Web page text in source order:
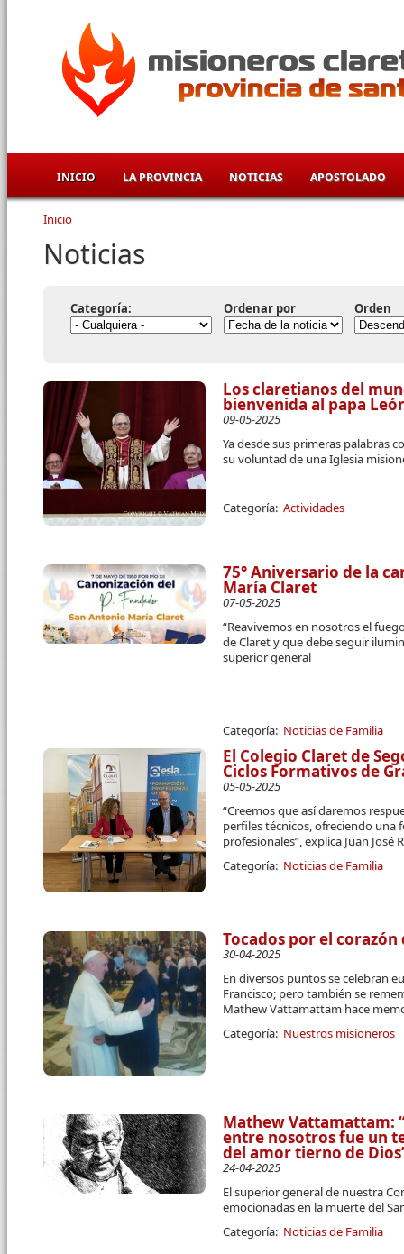
INICIO LA PROVINCIA NOTICIAS APOSTOLADO
Se encuentra usted aquí
Inicio
Noticias
Categoría: Ordenar por Orden
Los claretianos del
bienvenida al papa
09-05-2025
Ya desde sus primeras palabras
su voluntad de una Iglesia
Categoría: Actividades
75° Aniversario de la
María Claret
07-05-2025
“Reavivemos en nosotros el
de Claret y que debe seguir
superior general
Categoría: Noticias de Familia
El Colegio Claret de
Ciclos Formativos de
05-05-2025
“Creemos que así daremos
perfiles técnicos, ofreciendo una
profesionales”, explica Juan José
Categoría: Noticias de Familia
Tocados por el
30-04-2025
En diversos puntos se celebran
Francisco; pero también se
Mathew Vattamattam hace
Categoría: Nuestros misioneros
Mathew Vattamattam:
entre nosotros fue un
del amor tierno de
24-04-2025
El superior general de nuestra
emocionadas en la muerte del
Categoría: Noticias de Familia